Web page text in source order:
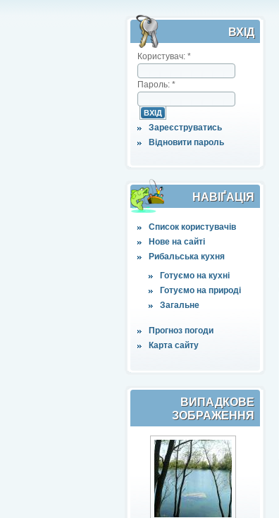
ВХІД
Користувач: *
Пароль: *
Зареєструватись
Відновити пароль
НАВІҐАЦІЯ
Список користувачів
Нове на сайті
Рибальська кухня
Готуємо на кухні
Готуємо на природі
Загальне
Прогноз погоди
Карта сайту
ВИПАДКОВЕ
ЗОБРАЖЕННЯ